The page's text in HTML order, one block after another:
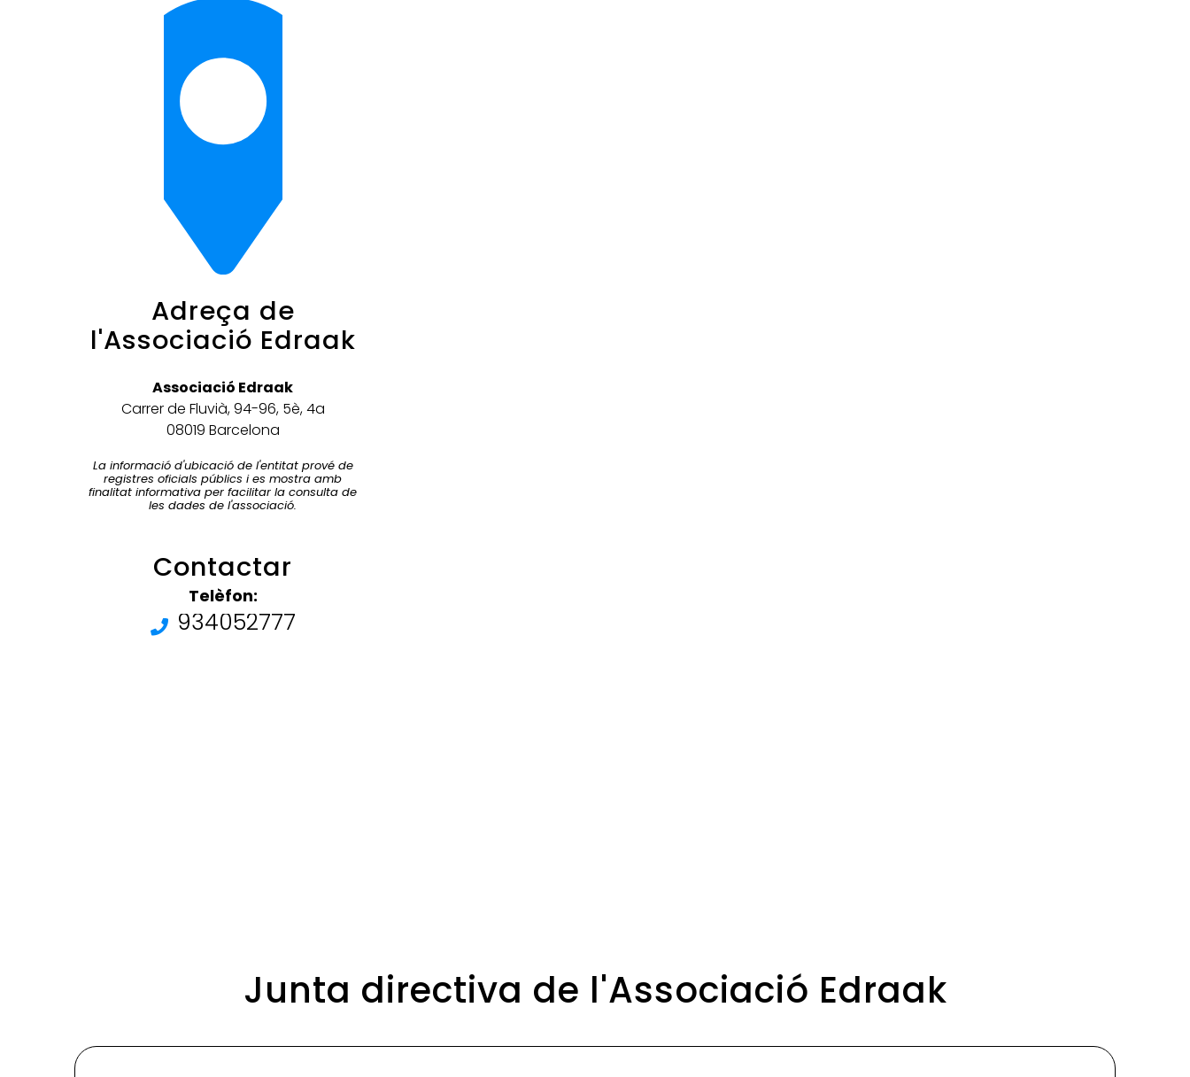
Adreça de
l'Associació Edraak
Associació Edraak
Carrer de Fluvià, 94-96, 5è, 4a
08019 Barcelona
La informació d'ubicació de l'entitat prové de
registres oficials públics i es mostra amb
finalitat informativa per facilitar la consulta de
les dades de l'associació.
Contactar
Telèfon:
934052777
Junta directiva de l'Associació Edraak